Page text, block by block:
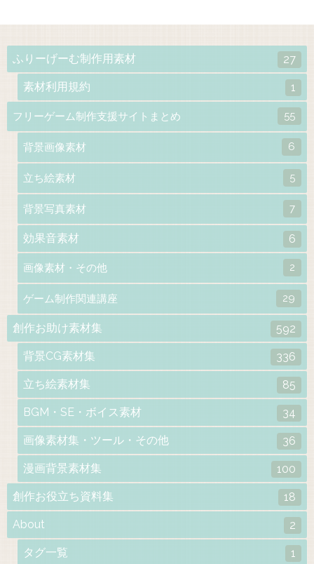
ふりーげーむ制作用素材 27
素材利用規約 1
フリーゲーム制作支援サイトまとめ 55
背景画像素材 6
立ち絵素材 5
背景写真素材 7
効果音素材 6
画像素材・その他 2
ゲーム制作関連講座 29
創作お助け素材集 592
背景CG素材集 336
立ち絵素材集 85
BGM・SE・ボイス素材 34
画像素材集・ツール・その他 36
漫画背景素材集 100
創作お役立ち資料集 18
About 2
タグ一覧 1